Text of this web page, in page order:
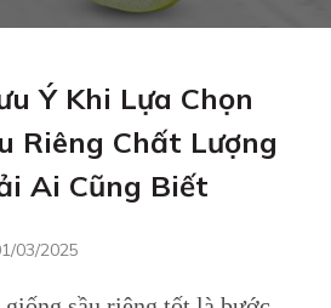
Ý Khi Lựa Chọn
Riêng Chất Lượng
Ai Cũng Biết
03/2025